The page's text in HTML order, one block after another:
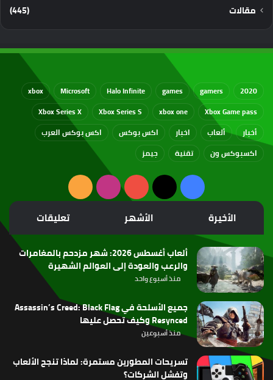
مقالات
(445)
2020
gamers
games
Halo Infinite
Microsoft
xbox
Xbox Game pass
xbox one
Xbox Series S
Xbox Series X
أخبار
ألعاب اخبار اكس بوكس
اكس بوكس العرب
اكسبوكس ون
تقنية جيمز
فيسبوك
‫X
‫YouTubeانستقرامملخص
الموقع
RSS
الأخيرة الأشهر تعليقات
ألعاب أغسطس 2026: شهر مزدحم بالمغامرات
والرعب والعودة إلى العوالم الشهيرة
منذ أسبوع واحد
جميع الأسلحة في Assassin’s Creed: Black Flag
Resynced وكيف تحصل عليها
منذ أسبوعين
تسريحات المطورين مستمرة: لماذا تنجح الألعاب
وتفشل الشركات؟